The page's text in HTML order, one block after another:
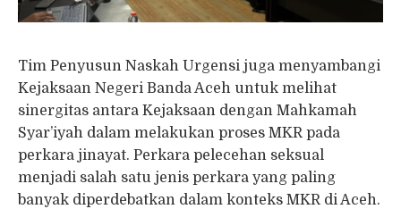
Tim Penyusun Naskah Urgensi juga menyambangi
Kejaksaan Negeri Banda Aceh untuk melihat
sinergitas antara Kejaksaan dengan Mahkamah
Syar’iyah dalam melakukan proses MKR pada
perkara jinayat. Perkara pelecehan seksual
menjadi salah satu jenis perkara yang paling
banyak diperdebatkan dalam konteks MKR di Aceh.